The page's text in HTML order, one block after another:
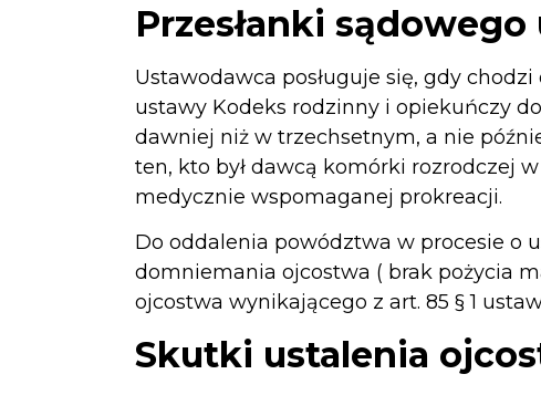
Przesłanki
Ustawodawca posługuje się, gdy
ustawy Kodeks rodzinny i opiekuńczy
dawniej niż w trzechsetnym, a nie
ten, kto był dawcą komórki rozrodczej
medycznie wspomaganej prokreacji.
Do oddalenia powództwa w procesie o
domniemania ojcostwa ( brak pożycia
ojcostwa wynikającego z art. 85 § 1
Skutki ustalenia